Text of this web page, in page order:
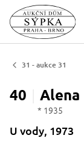
31 - aukce 31
40 Alena
* 1935
U vody, 1973